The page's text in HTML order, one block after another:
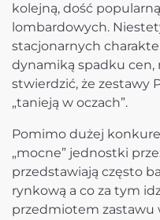
kolejną, dość
lombardowych.
stacjonarnych
dynamiką spadku cen,
stwierdzić, że zestawy
„tanieją w oczach”.
Pomimo dużej
„mocne” jednostki
przedstawiają często
rynkową a co za tym
przedmiotem zastawu